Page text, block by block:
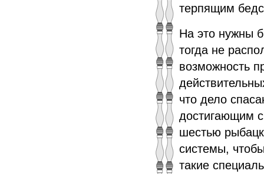
терпящим
На это нужны
тогда не
возможность
что дело
достигающим
шестью
системы,
такие